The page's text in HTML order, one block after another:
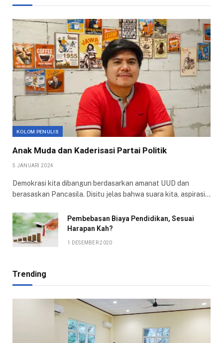
KOLOM PENULIS
Anak Muda dan Kaderisasi Partai Politik
5 JANUARI 2024
Demokrasi kita dibangun berdasarkan amanat UUD dan
berasaskan Pancasila. Disitu jelas bahwa suara kita, aspirasi…
Pembebasan Biaya Pendidikan, Sesuai
Harapan Kah?
1 DESEMBER 2020
Trending